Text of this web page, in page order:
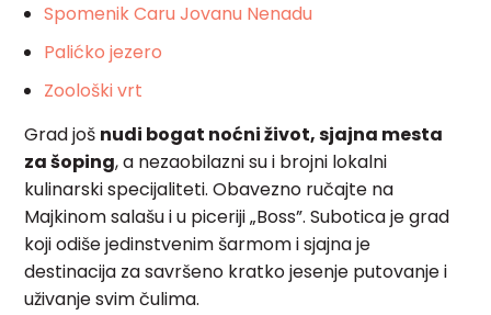
Spomenik Caru Jovanu Nenadu
Palićko jezero
Zoološki vrt
Grad još nudi bogat noćni život, sjajna mesta
za šoping, a nezaobilazni su i brojni lokalni
kulinarski specijaliteti. Obavezno ručajte na
Majkinom salašu i u piceriji „Boss”. Subotica je grad
koji odiše jedinstvenim šarmom i sjajna je
destinacija za savršeno kratko jesenje putovanje i
uživanje svim čulima.